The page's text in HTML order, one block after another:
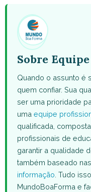
Sobre
Quando o assunto é
quem confiar. Sua
ser uma prioridade
uma equipe
qualificada,
profissionais de
garantir a qualidade
também baseado nas
informação . Tudo
MundoBoaForma e